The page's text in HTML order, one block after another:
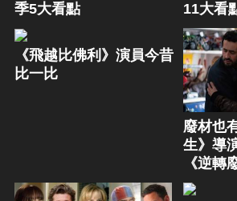
季5大看點
11大看
《飛越比佛利》演員今昔
比一比
廢材也
生》導
《逆轉